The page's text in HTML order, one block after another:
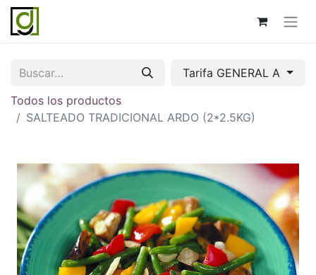
Tarifa GENERAL A
Todos los productos
SALTEADO TRADICIONAL ARDO (2*2.5KG)